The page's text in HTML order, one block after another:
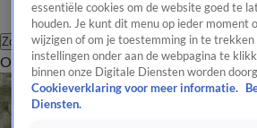
Zoeken
OverzichtEntertainmentSpraakmakend
essentiële cookies om de website goed te
houden. Je kunt dit menu op ieder moment
wijzigen of om je toestemming in te trekken
instellingen onder aan de webpagina te
binnen onze Digitale Diensten worden
Cookieverklaring voor meer informatie.
Diensten.